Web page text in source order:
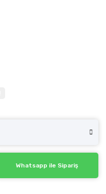
Whatsapp ile Sipariş